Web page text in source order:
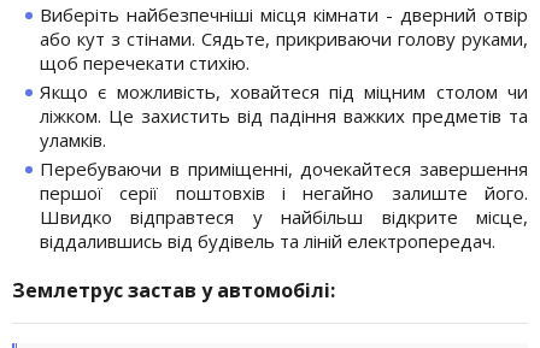
Виберіть найбезпечніші місця кімнати - дверний отвір
або кут з стінами. Сядьте, прикриваючи голову руками,
щоб перечекати стихію.
Якщо є можливість, ховайтеся під міцним столом чи
ліжком. Це захистить від падіння важких предметів та
уламків.
Перебуваючи в приміщенні, дочекайтеся завершення
першої серії поштовхів і негайно залиште його.
Швидко відправтеся у найбільш відкрите місце,
віддалившись від будівель та ліній електропередач.
Землетрус застав у автомобілі: